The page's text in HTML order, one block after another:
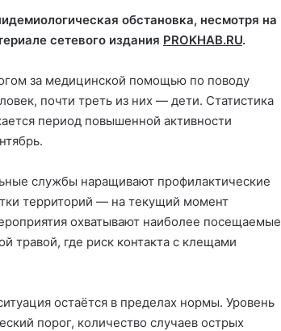
обстановка, несмотря на
сетевого издания PROKHAB.RU.
за медицинской помощью по поводу
почти треть из них — дети. Статистика
период повышенной активности
службы наращивают профилактические
территорий — на текущий момент
охватывают наиболее посещаемые
травой, где риск контакта с клещами
остаётся в пределах нормы. Уровень
порог, количество случаев острых